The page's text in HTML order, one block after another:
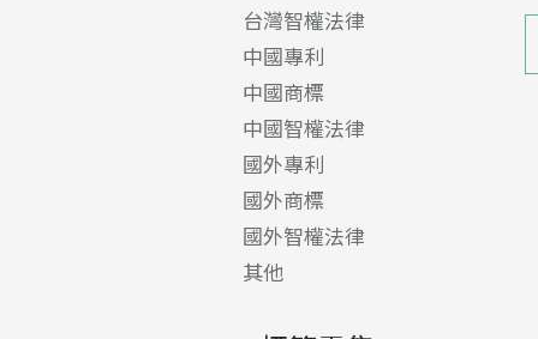
台灣智權法律
中國專利
中國商標
中國智權法律
國外專利
國外商標
國外智權法律
其他